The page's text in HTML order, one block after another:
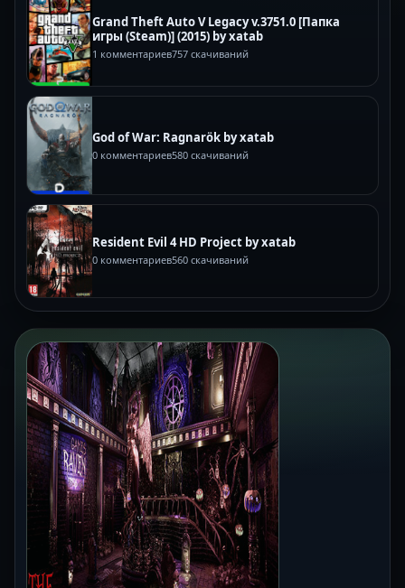
Grand Theft Auto V Legacy v.3751.0 [Папка
игры (Steam)] (2015) by xatab
1 комментариев757 скачиваний
God of War: Ragnarök by xatab
0 комментариев580 скачиваний
Resident Evil 4 HD Project by xatab
0 комментариев560 скачиваний